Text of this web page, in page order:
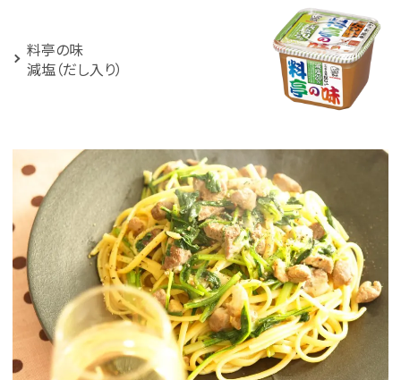
料亭の味
減塩（だし入り）